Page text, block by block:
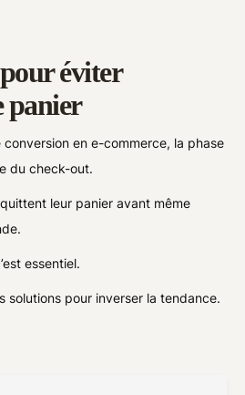
éviter
panier
conversion en e-commerce, la phase
du check-out.
leur panier avant même
essentiel.
solutions pour inverser la tendance.